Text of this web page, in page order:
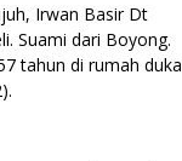
Irwan Basir Dt
Suami dari Boyong.
tahun di rumah duka